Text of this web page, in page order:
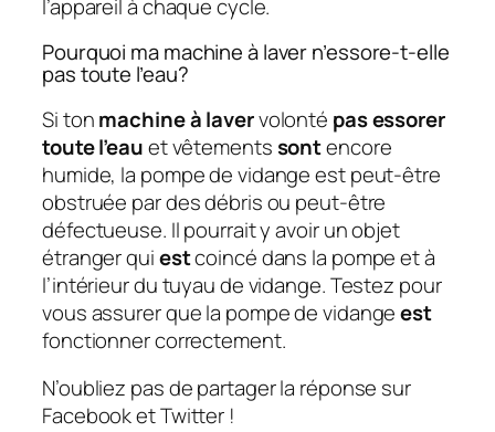
l’appareil à chaque cycle.
Pourquoi ma machine à laver n’essore-t-elle
pas toute l’eau?
Si tonmachine à lavervolonté pas essorer
toute l’eauet vêtementssontencore
humide, la pompe de vidange est peut-être
obstruée par des débris ou peut-être
défectueuse. Il pourrait y avoir un objet
étranger quiestcoincé dans la pompe et à
l’intérieur du tuyau de vidange. Testez pour
vous assurer que la pompe de vidangeest
fonctionner correctement.
N’oubliez pas de partager la réponse sur
Facebook et Twitter !